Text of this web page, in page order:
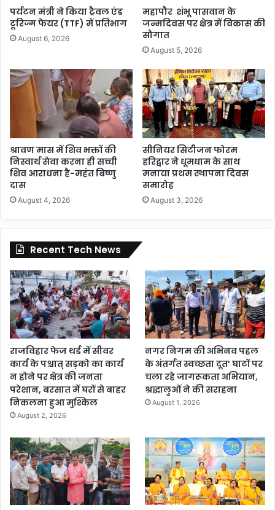
पर्यटन मंत्री ने किया ट्रैवल एंड
टूरिज्म फेयर (TTF) में प्रतिभाग
August 6, 2026
महापौर शंभू पासवान के
जन्मदिवस पर क्षेत्र में विकास की
सौगात
August 5, 2026
श्रावण मास में शिव भक्तों की
निस्वार्थ सेवा करना ही सच्ची
शिव आराधना है-महंत बिष्णु
दास
August 4, 2026
सीनियर सिटीजन फोरम
हरिद्वार ने धूमधाम के साथ
मनाया प्रथम स्थापना दिवस
समारोह
August 3, 2026
Recent Tech News
राजविहार फेज थर्ड में सीवर
कार्य के पश्चात् सड़को का कार्य
न होने पर क्षेत्र की जनता
परेशान, बरसात में घरों से बाहर
निकलना हुआ मुश्किल
August 2, 2026
नगर निगम की अभिनव पहल
के अंतर्गत स्वच्छता दूत’ घाटों पर
चला रहे जागरूकता अभियान,
श्रद्धालुओं ने की सराहना
August 1, 2026